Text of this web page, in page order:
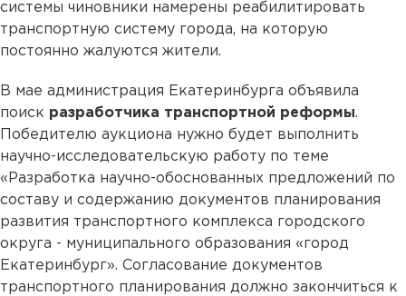
системы чиновники намерены реабилитировать
транспортную систему города, на которую
постоянно жалуются жители.
В мае администрация Екатеринбурга объявила
поиск разработчика транспортной реформы.
Победителю аукциона нужно будет выполнить
научно-исследовательскую работу по теме
«Разработка научно-обоснованных предложений по
составу и содержанию документов планирования
развития транспортного комплекса городского
округа - муниципального образования «город
Екатеринбург». Согласование документов
транспортного планирования должно закончиться к